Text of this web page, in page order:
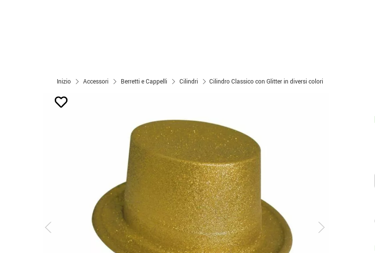
Inizio Accessori Berretti e Cappelli Cilindri Cilindro Classico con Glitter in diversi colori